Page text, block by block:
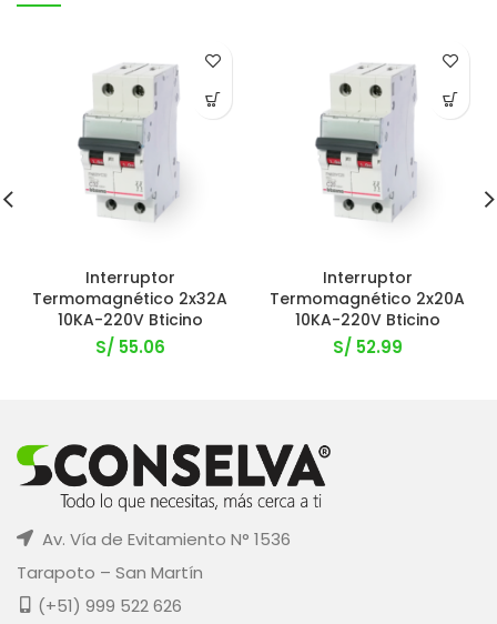
Interruptor
Termomagnético 2x32A
10KA-220V Bticino
S/ 55.06
Interruptor
Termomagnético 2x20A
10KA-220V Bticino
S/ 52.99
Av. Vía de Evitamiento N° 1536
Tarapoto – San Martín
(+51) 999 522 626